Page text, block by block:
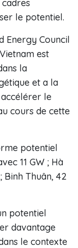
le potentiel.
Energy Council
est
la
et a la
le
cours de cette
potentiel
11 GW ; Hà
Binh Thuân, 42
potentiel
davantage
le contexte